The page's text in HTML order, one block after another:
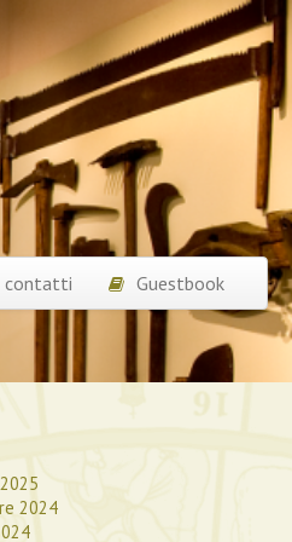
contatti Guestbook
2024